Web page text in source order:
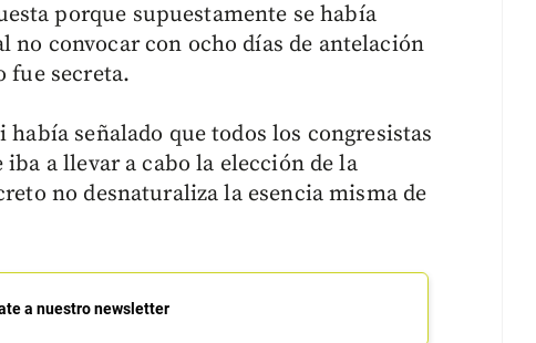
porque supuestamente se había
no convocar con ocho días de antelación
fue secreta.
señalado que todos los congresistas
a llevar a cabo la elección de la
no desnaturaliza la esencia misma de
a nuestro newsletter